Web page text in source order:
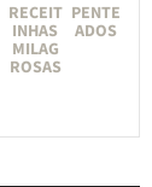
RECEIT
INHAS
MILAG
ROSAS
PENTE
ADOS